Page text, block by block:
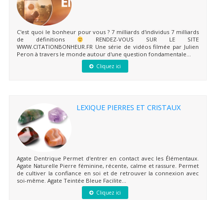
C'est quoi le bonheur pour vous ? 7 milliards d'individus 7 milliards
de définitions
RENDEZ-VOUS SUR LE SITE
WWW.CITATIONBONHEUR.FR Une série de vidéos filmée par Julien
Peron à travers le monde autour d'une question fondamentale...
Cliquez ici
LEXIQUE PIERRES ET CRISTAUX
Agate Dentrique Permet d'entrer en contact avec les Élémentaux.
Agate Naturelle Pierre féminine, récente, calme et rassure. Permet
de cultiver la confiance en soi et de retrouver la connexion avec
soi-même. Agate Teintée Bleue Facilite...
Cliquez ici